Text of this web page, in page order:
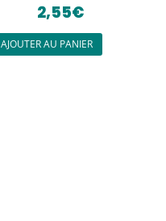
2,55€
AJOUTER AU PANIER